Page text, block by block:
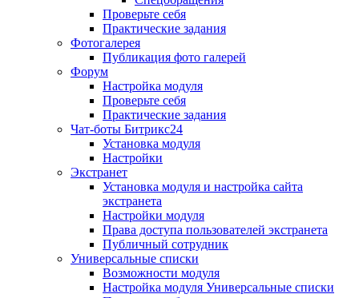
Проверьте себя
Практические задания
Фотогалерея
Публикация фото галерей
Форум
Настройка модуля
Проверьте себя
Практические задания
Чат-боты Битрикс24
Установка модуля
Настройки
Экстранет
Установка модуля и настройка сайта
экстранета
Настройки модуля
Права доступа пользователей экстранета
Публичный сотрудник
Универсальные списки
Возможности модуля
Настройка модуля Универсальные списки